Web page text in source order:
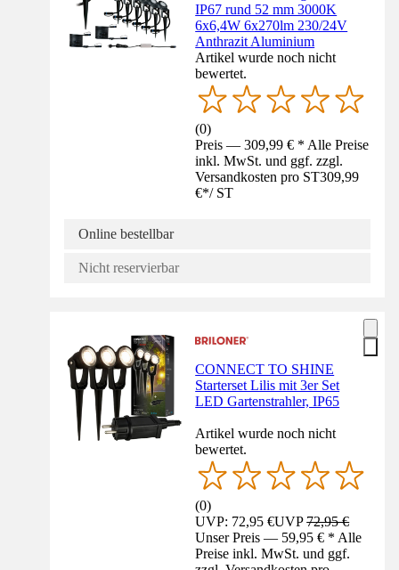
IP67 rund 52 mm 3000K
6x6,4W 6x270lm 230/24V
Anthrazit Aluminium
Artikel wurde noch nicht
bewertet.
(0)
Preis — 309,99 € * Alle Preise
inkl. MwSt. und ggf. zzgl.
Versandkosten pro ST309,99
€*/ ST
Online bestellbar
Nicht reservierbar
CONNECT TO SHINE
Starterset Lilis mit 3er Set
LED Gartenstrahler, IP65
Artikel wurde noch nicht
bewertet.
(0)
UVP: 72,95 €UVP72,95 €
Unser Preis — 59,95 € * Alle
Preise inkl. MwSt. und ggf.